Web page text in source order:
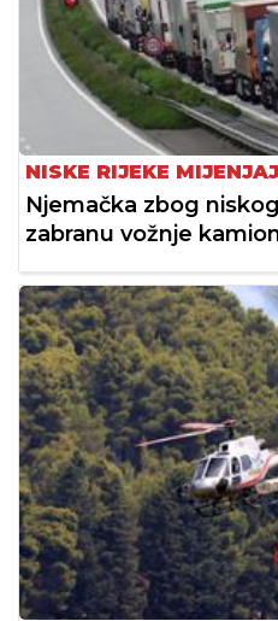
NISKE RIJEKE
Njemačka zbog
zabranu vožnje